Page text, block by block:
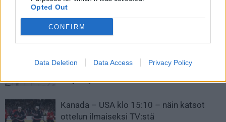
Opted Out
CONFIRM
Data Deletion Data Access Privacy Policy
Leijonat julkisti ketjut Sveitsi-peliin –
Aleksander Barkov tekee paluun
kaukaloon
Venäläisveskari sekosi Suomen 2.
divisioonassa – sai samasta tilanteesta
50 jäähyminuuttia
Kanada – USA klo 15:10 – näin katsot
ottelun ilmaiseksi TV:stä